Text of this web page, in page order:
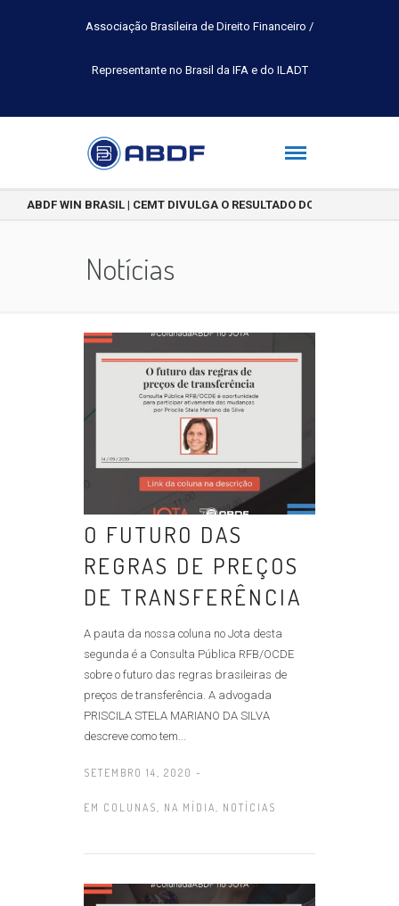
Associação Brasileira de Direito Financeiro /
Representante no Brasil da IFA e do ILADT
ABDF WIN BRASIL | CEMT DIVULGA O RESULTADO DO CONCURSO
Notícias
O FUTURO DAS
REGRAS DE PREÇOS
DE TRANSFERÊNCIA
A pauta da nossa coluna no Jota desta
segunda é a Consulta Pública RFB/OCDE
sobre o futuro das regras brasileiras de
preços de transferência. A advogada
PRISCILA STELA MARIANO DA SILVA
descreve como tem...
SETEMBRO 14, 2020 -
EM COLUNAS, NA MÍDIA, NOTÍCIAS